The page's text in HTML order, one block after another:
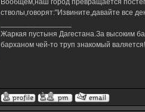
Вообщем,наш город превращается
стволы,говорят:"Извините,давайте все
Жаркая пустыня Дагестана.За высоким
барханом чей-то труп знакомый